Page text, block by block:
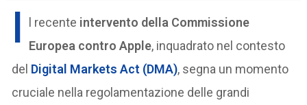
I l recente intervento della Commissione
Europea contro Apple, inquadrato nel contesto
del Digital Markets Act (DMA), segna un momento
cruciale nella regolamentazione delle grandi